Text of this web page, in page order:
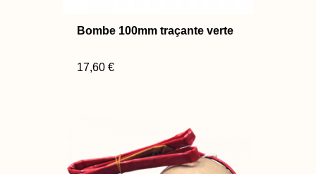
Bombe 100mm traçante verte
17,60 €